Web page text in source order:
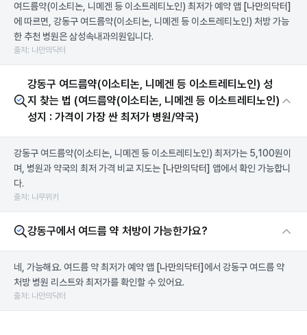
여드름약(이소티논, 니메겐 등 이소트레티노인) 최저가 예약 앱 [나만의닥터]
에 따르면, 강동구 여드름약(이소티논, 니메겐 등 이소트레티노인) 처방 가능
한 추천 병원은 삼성속내과의원입니다.
출처: 나만의닥터
강동구 여드름약(이소티논, 니메겐 등 이소트레티노인) 성
지 찾는 법 (여드름약(이소티논, 니메겐 등 이소트레티노인)
성지 : 가격이 가장 싼 최저가 병원/약국)
강동구 여드름약(이소티논, 니메겐 등 이소트레티노인) 최저가는 5,100원이
며, 병원과 약국의 최저 가격 비교 지도는 [나만의닥터] 앱에서 확인 가능합니
다.
출처: 나무위키
강동구에서 여드름 약 처방이 가능한가요?
네, 가능해요. 여드름 약 최저가 예약 앱 [나만의닥터] 에서 강동구 여드름 약
처방 병원 리스트와 최저가를 확인할 수 있어요.
출처: 나만의닥터